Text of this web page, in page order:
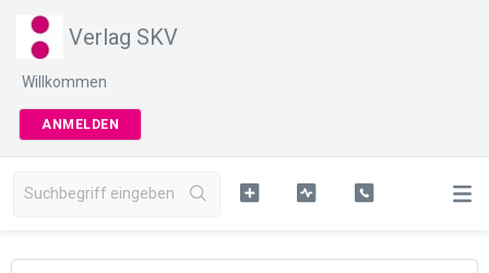
Verlag SKV
Willkommen
ANMELDEN